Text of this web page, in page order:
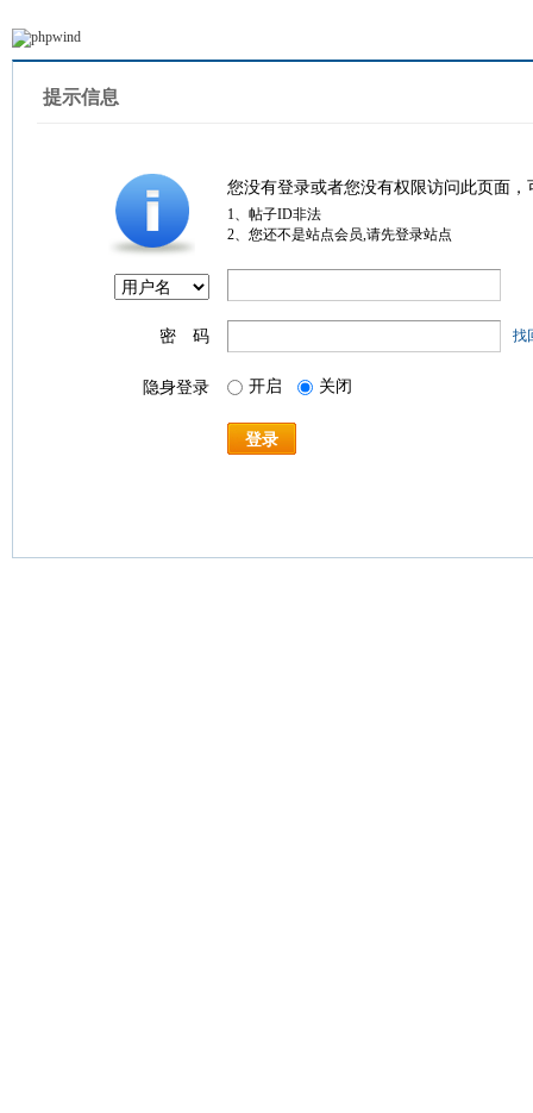
提示信息
您没有登录或者您没有权限访问此页面
1、帖子ID非法
2、您还不是站点会员,请先登录站点
密 码 找
隐身登录 开启 关闭
登录